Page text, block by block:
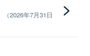
2026年7月31日